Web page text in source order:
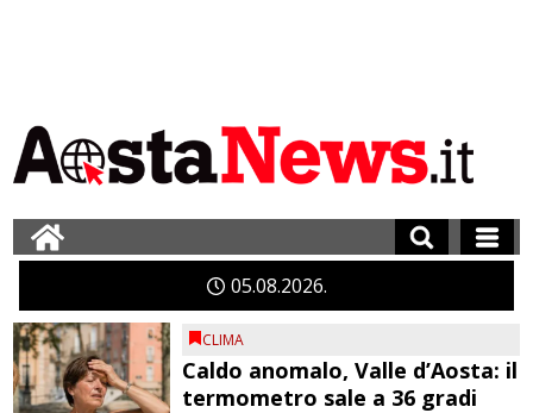
0508 2026
CLIMA
Caldo anomalo, Valle d’Aosta: il
termometro sale a 36 gradi